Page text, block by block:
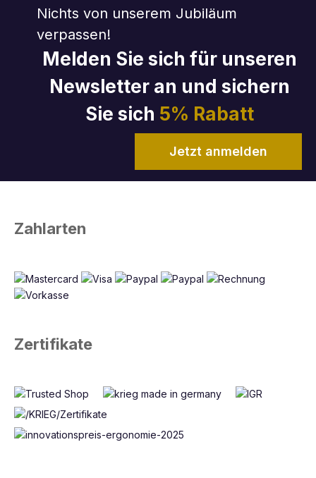
Nichts von unserem Jubiläum
verpassen!
Melden Sie sich für unseren
Newsletter an und sichern
Sie sich 5% Rabatt
Jetzt anmelden
Zahlarten
Zertifikate